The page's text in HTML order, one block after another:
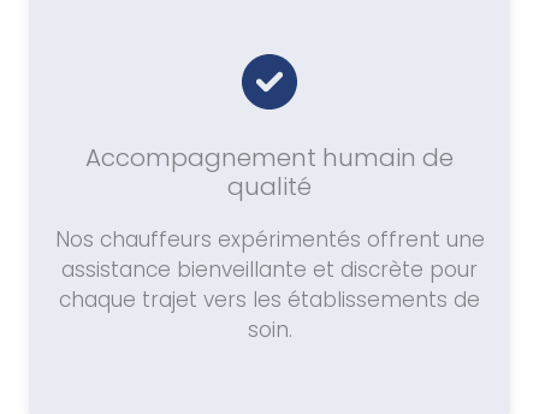
Accompagnement humain de
qualité
Nos chauffeurs expérimentés offrent une
assistance bienveillante et discrète pour
chaque trajet vers les établissements de
soin.